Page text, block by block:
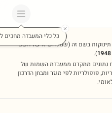
כל כלי המעבדה מחכים
תינוקות בשם זה(שנת השיא של השם
1948
).
נתונים מתקדם ממעבדת השמות של
פופולריות לפי מגזר ומבחן הדרכון